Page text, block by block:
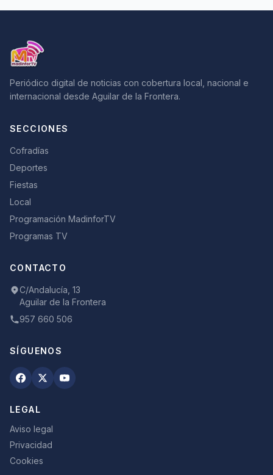
Periódico digital de noticias con cobertura local, nacional e
internacional desde Aguilar de la Frontera.
SECCIONES
Cofradías
Deportes
Fiestas
Local
Programación MadinforTV
Programas TV
CONTACTO
C/Andalucía, 13
Aguilar de la Frontera
957 660 506
SÍGUENOS
LEGAL
Aviso legal
Privacidad
Cookies